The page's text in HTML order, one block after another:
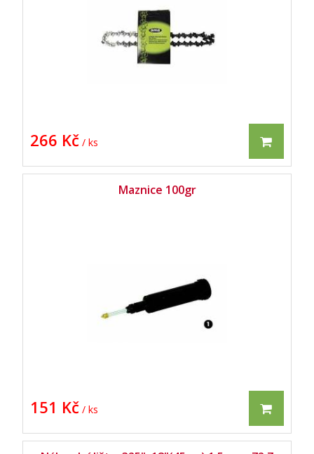
266 Kč / ks
Maznice 100gr
151 Kč / ks